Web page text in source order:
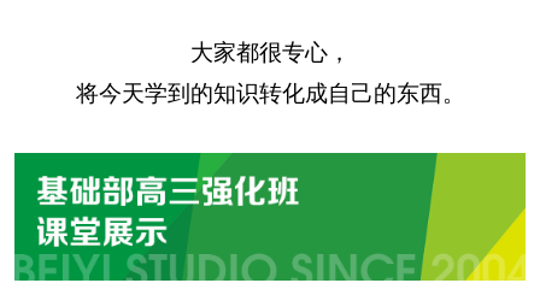
大家都很专心，
将今天学到的知识转化成自己的东西。